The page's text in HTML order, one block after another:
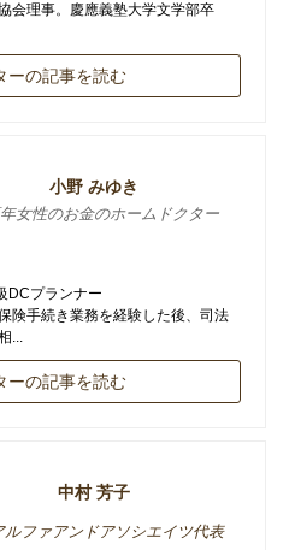
会理事。慶應義塾大学文学部卒
ーの記事を読む
小野 みゆき
女性のお金のホームドクター
DCプランナー
険手続き業務を経験した後、司法
...
ーの記事を読む
中村 芳子
ルファアンドアソシエイツ代表